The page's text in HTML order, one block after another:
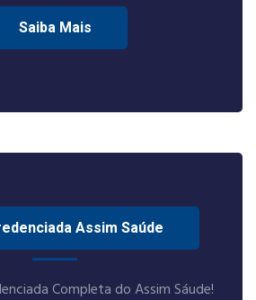
Saiba Mais
Assim Saúde
Completa do Assim Sáude!